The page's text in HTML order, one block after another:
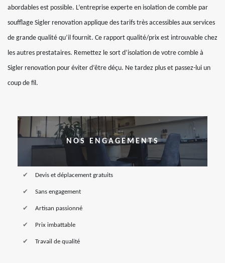
abordables est possible. L’entreprise experte en isolation de comble par
soufflage Sigler renovation applique des tarifs très accessibles aux services
de grande qualité qu’il fournit. Ce rapport qualité/prix est introuvable chez
les autres prestataires. Remettez le sort d’isolation de votre comble à
Sigler renovation pour éviter d’être déçu. Ne tardez plus et passez-lui un
coup de fil.
NOS ENGAGEMENTS
Devis et déplacement gratuits
Sans engagement
Artisan passionné
Prix imbattable
Travail de qualité